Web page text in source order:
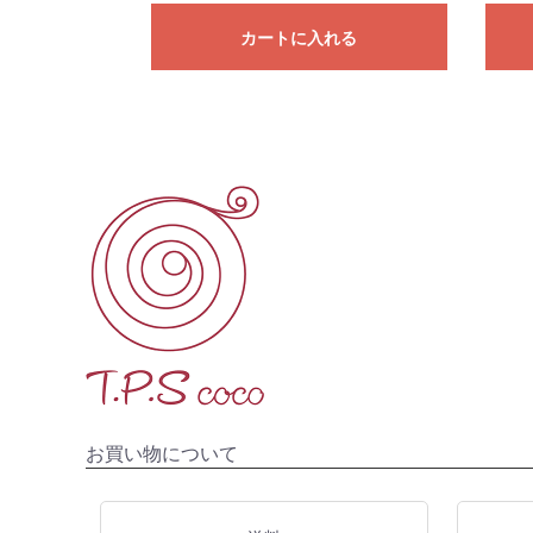
カートに入れる
お買い物について